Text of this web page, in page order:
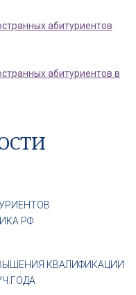
абитуриентов
абитуриентов в
РФ
КВАЛИФИКАЦИИ